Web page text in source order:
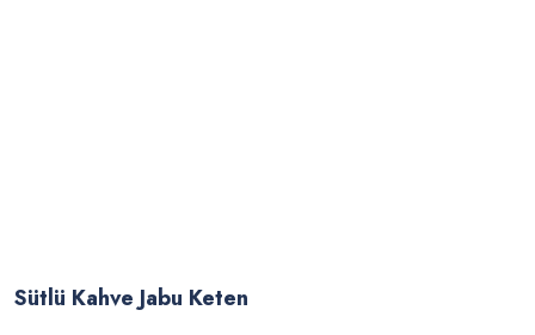
Sütlü Kahve Jabu Keten